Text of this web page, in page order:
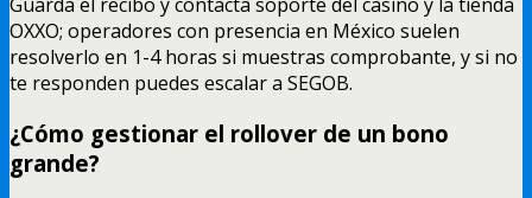
OXXO; operadores con presencia en México suelen
resolverlo en 1-4 horas si muestras comprobante, y si no
te responden puedes escalar a SEGOB.
¿Cómo gestionar el rollover de un bono
grande?